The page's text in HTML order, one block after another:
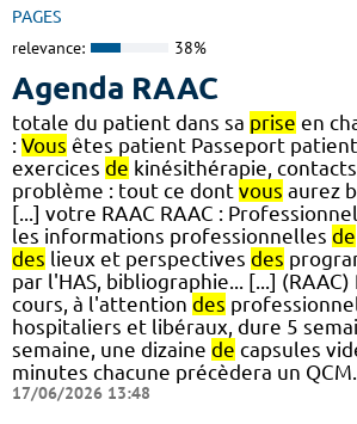
PAGES
relevance: 38%
Agenda RAAC
totale du patient dans sa prise en
: Vous êtes patient Passeport
exercices de kinésithérapie,
problème : tout ce dont vous aurez
[...] votre RAAC RAAC : Professionnel
les informations professionnelles de
des lieux et perspectives des
par l'HAS, bibliographie... [...] (RAAC)
cours, à l'attention des
hospitaliers et libéraux, dure 5
semaine, une dizaine de capsules
minutes chacune précèdera un
17/06/2026 13:48